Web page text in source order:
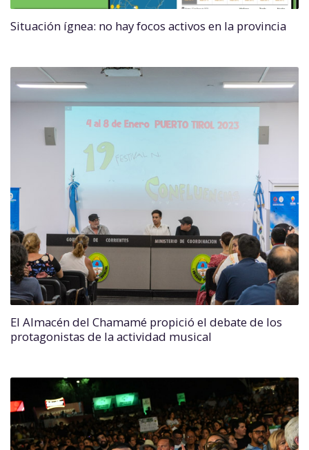
Situación ígnea: no hay focos activos en la provincia
El Almacén del Chamamé propició el debate de los
protagonistas de la actividad musical